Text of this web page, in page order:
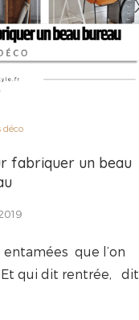
déco
fabriquer un beau
entamées que l’on
qui dit rentrée, dit